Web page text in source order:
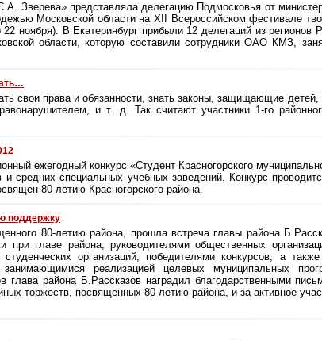
Зверева» представляла делегацию Подмосковья от
Московской области на XII Всероссийском фестивале
ноября). В Екатеринбург прибыли 12 делегаций из регионов
области, которую составили сотрудники ОАО КМЗ,
свои права и обязанности, знать законы, защищающие детей,
и т. д. Так считают участники 1-го
ежегодный конкурс «Студент Красногорского
и средних специальных учебных заведений. Конкурс
80-летию Красногорского района.
поддержку
80-летиюрайона, прошла встреча главы района
главе района, руководителями общественных
организаций, победителями конкурсов, а
реализацией целевых муниципальных
глава района Б.Рассказов наградил благодарственными
торжеств, посвященных 80-летию района, и за активное